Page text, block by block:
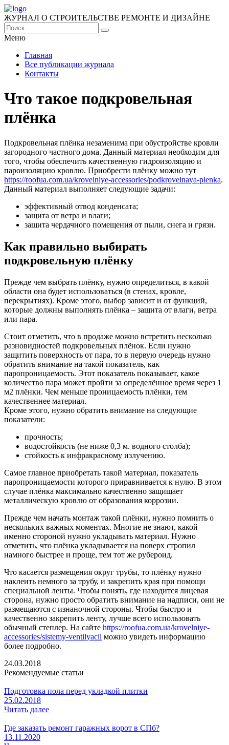
ЖУРНАЛ О СТРОИТЕЛЬСТВЕ РЕМОНТЕ И ДИЗАЙНЕ
Меню
Главная
Все публикации журнала
Контакты
Что такое подкровельная
плёнка
Подкровельная плёнка незаменима при обустройстве кровли
загородного частного дома. Данный материал необходим для
того, чтобы обеспечить качественную гидроизоляцию и
пароизоляцию кровлю. Приобрести плёнку можно тут
https://roofua.com.ua/krovelniye-accessories/podkrovelnaya-plenka.
Данный материал выполняет следующие задачи:
эффективный отвод конденсата;
защита от ветра и влаги;
защита чердачного помещения от пыли, снега и грязи.
Как правильно выбирать
подкровельную плёнку
Прежде чем выбрать плёнку, нужно определиться, в какой
области она будет использоваться (в стенах, кровле,
перекрытиях). Кроме этого, выбор зависит и от функций,
которые должны выполнять плёнка – защита от влаги, ветра
или пара.
Стоит отметить, что в продаже можно встретить несколько
разновидностей подкровельных плёнок. Если нужно
защитить поверхность от пара, то в первую очередь нужно
обратить внимание на такой показатель, как
паропроницаемость. Этот показатель показывает, какое
количество пара может пройти за определённое время через 1
м2 плёнки. Чем меньше проницаемость плёнки, тем
качественнее материал.
Кроме этого, нужно обратить внимание на следующие
показатели:
прочность;
водостойкость (не ниже 0,3 м. водного столба);
стойкость к инфракрасному излучению.
Самое главное приобретать такой материал, показатель
паропроницаемости которого приравнивается к нулю. В этом
случае плёнка максимально качественно защищает
металлическую кровлю от образования коррозии.
Прежде чем начать монтаж такой плёнки, нужно помнить о
нескольких важных моментах. Многие не знают, какой
именно стороной нужно укладывать материал. Нужно
отметить, что плёнка укладывается на поверх стропил
намного быстрее и проще, тем тот же рубероид.
Что касается размещения округ трубы, то плёнку нужно
наклеить немного за трубу, и закрепить края при помощи
специальной ленты. Чтобы понять, где находится лицевая
сторона, нужно просто обратить внимание на надписи, они не
размещаются с изнаночной стороны. Чтобы быстро и
качественно закрепить ленту, лучше всего использовать
обычный степлер. На сайте https://roofua.com.ua/krovelniye-
accessories/sistemy-ventilyacii можно увидеть информацию
более подробно.
24.03.2018
Рекомендуемые статьи
Подготовка пола перед укладкой плитки
25.02.2018
Читать далее
Где заказать ремонт гаражных ворот в СПб?
13.11.2020